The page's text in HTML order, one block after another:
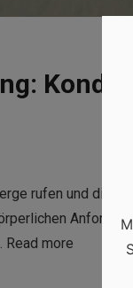
rufen und die
Read more